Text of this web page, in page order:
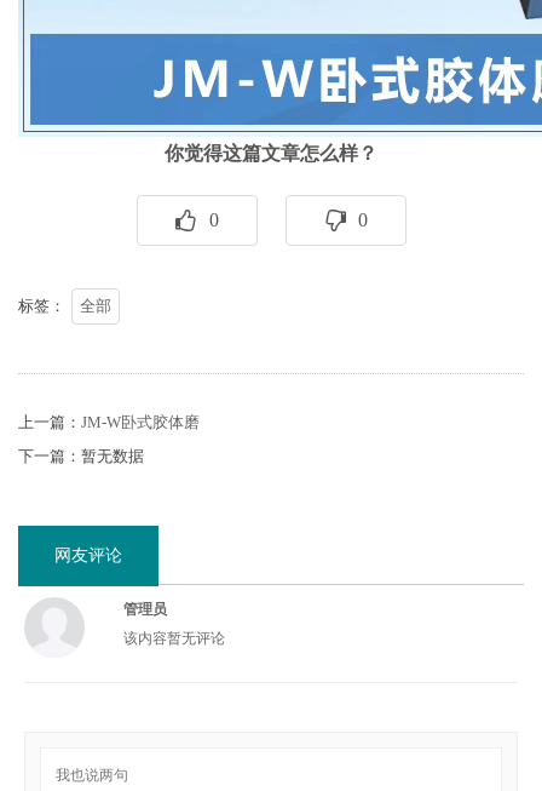
你觉得这篇文章怎么样？
0 0
标签： 全部
上一篇： JM-W卧式胶体磨
下一篇：暂无数据
网友评论
管理员
该内容暂无评论